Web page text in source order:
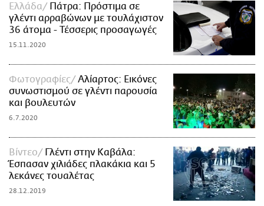
Ελλάδα
Πάτρα: Πρόστιμα σε
γλέντι αρραβώνων με τουλάχιστον
36 άτομα - Τέσσερις προσαγωγές
15.11.2020
Φωτογραφίες
Αλίαρτος: Εικόνες
συνωστισμού σε γλέντι παρουσία
και βουλευτών
6.7.2020
Βίντεο
Γλέντι στην Καβάλα:
Έσπασαν χιλιάδες πλακάκια και 5
λεκάνες τουαλέτας
28.12.2019